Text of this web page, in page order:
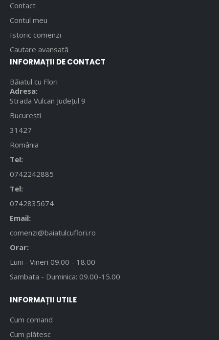
Contact
Contul meu
Istoric comenzi
Cautare avansată
INFORMAȚII DE CONTACT
Băiatul cu Flori
Adresa:
Strada Vulcan Județul 9
București
31427
România
Tel:
0742242885
Tel:
0742835674
Email:
comenzi@baiatulcuflori.ro
Orar:
Luni - Vineri 09.00 - 18.00
Sambata - Duminica: 09.00-15.00
INFORMAȚII UTILE
Cum comand
Cum plătesc